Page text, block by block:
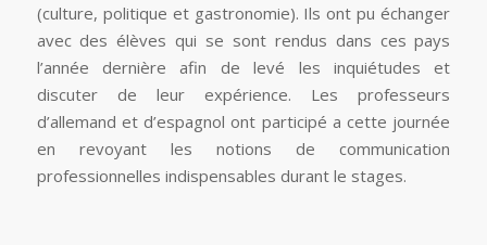
(culture, politique et gastronomie). Ils ont pu échanger
avec des élèves qui se sont rendus dans ces pays
l’année dernière afin de levé les inquiétudes et
discuter de leur expérience. Les professeurs
d’allemand et d’espagnol ont participé a cette journée
en revoyant les notions de communication
professionnelles indispensables durant le stages.